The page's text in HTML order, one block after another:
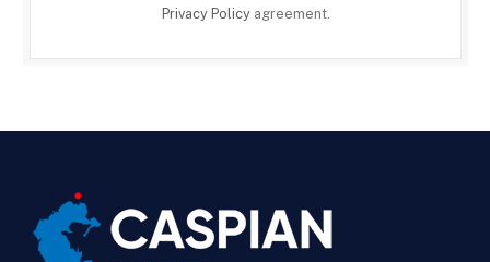
Privacy Policyagreement.